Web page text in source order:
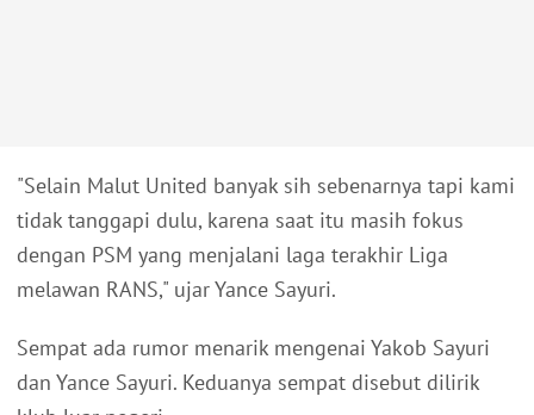
"Selain Malut United banyak sih sebenarnya tapi kami
tidak tanggapi dulu, karena saat itu masih fokus
dengan PSM yang menjalani laga terakhir Liga
melawan RANS," ujar Yance Sayuri.
Sempat ada rumor menarik mengenai Yakob Sayuri
dan Yance Sayuri. Keduanya sempat disebut dilirik